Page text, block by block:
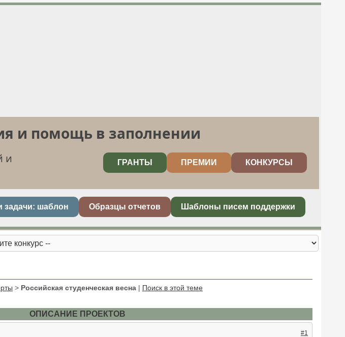
и помощь в заполнении
и
ГРАНТЫ ПРЕМИИ КОНКУРСЫ
задачи: шаблон Образцы отчетов Шаблоны писем поддержки
> Российская студенческая весна | Поиск в этой теме
ОПИСАНИЕ ПРОЕКТОВ
#1